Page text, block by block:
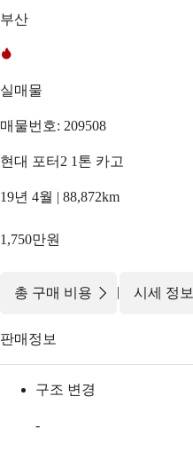
부산
실매물
매물번호: 209508
현대 포터2 1톤 카고
19년 4월 | 88,872km
1,750만원
총 구매 비용 | 시세 정보
판매정보
구조 변경
-